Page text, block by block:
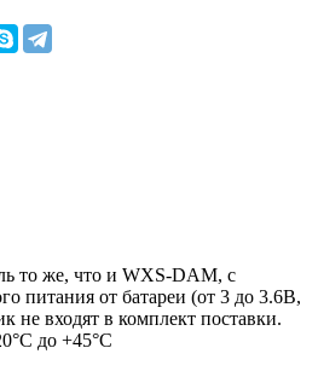
то же, что и WXS-DAM, с
питания от батареи (от 3 до 3.6В,
не входят в комплект поставки.
до +45°С